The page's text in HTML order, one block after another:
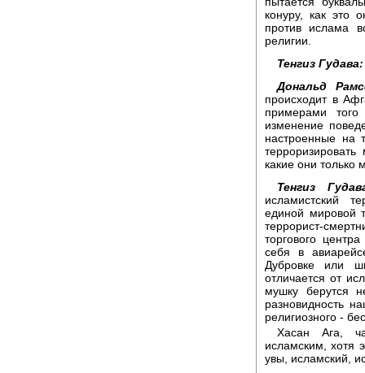
конуру, как это
против ислама
религии.
Тенгиз Гудава:
Дональд
происходит в
примерами
изменение
настроенные на
какие они только
Тенгиз
исламистский
единой мировой
террорист-
торгового
себя в
Дубровке или
отличается от
мушку берутся
разновидность
религиозного -
Хасан Ага,
исламским, хотя
увы, исламский,